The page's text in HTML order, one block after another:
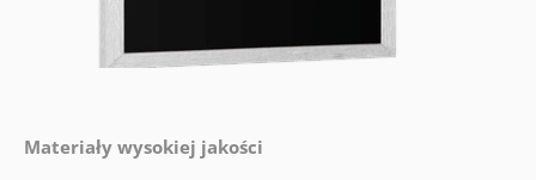
Materiały wysokiej jakości